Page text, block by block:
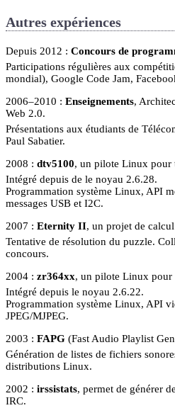
Autres expériences
Depuis 2012
Concours de
Participations régulières aux
mondial), Google Code Jam,
2006–2010
Enseignements,
Web 2.0.
Présentations aux étudiants de
Paul Sabatier.
2008
dtv5100, un pilote Linux pour
Intégré depuis de le noyau 2.6.28.
Programmation système Linux, API
messages USB et I2C.
2007
Eternity II, un projet de
Tentative de résolution du puzzle.
concours.
2004
zr364xx, un pilote Linux pour
Intégré depuis le noyau 2.6.22.
Programmation système Linux, API
JPEG/MJPEG.
2003
FAPG (Fast Audio Playlist
Génération de listes de fichiers
distributions Linux.
2002
irssistats, permet de générer
IRC.